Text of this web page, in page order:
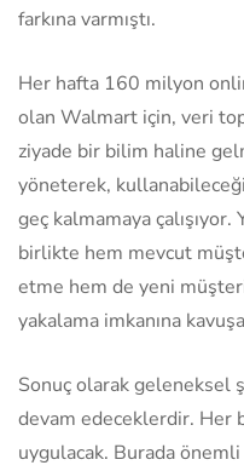
farkına varmıştı.
Her hafta 160 milyon
olan Walmart için, veri
ziyade bir bilim haline
yöneterek,
geç kalmamaya
birlikte hem mevcut
etme hem de yeni
yakalama imkanına
Sonuç olarak geleneksel
devam edeceklerdir. Her
uygulacak. Burada